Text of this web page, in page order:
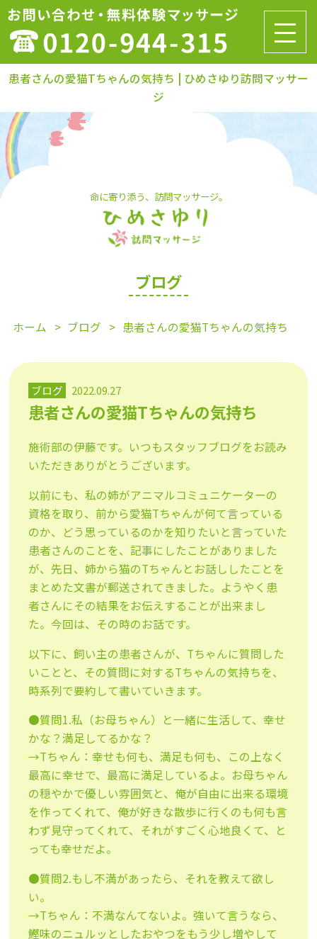
患者さんの愛猫Tちゃんの気持ち | ひめさゆり訪問マッサー
ジ
命に寄り添う、訪問マッサージ。
ブログ
ホーム ブログ 患者さんの愛猫Tちゃんの気持ち
ブログ 2022.09.27
患者さんの愛猫Tちゃんの気持ち
施術部の伊藤です。いつもスタッフブログをお読み
いただきありがとうございます。
以前にも、私の姉がアニマルコミュニケーターの
資格を取り、前から愛猫Tちゃんが何て言っている
のか、どう思っているのかを知りたいと言っていた
患者さんのことを、記事にしたことがありました
が、先日、姉から猫のTちゃんとお話ししたことを
まとめた文書が郵送されてきました。ようやく患
者さんにその結果をお伝えすることが出来まし
た。今回は、その時のお話です。
以下に、飼い主の患者さんが、Tちゃんに質問した
いことと、その質問に対するTちゃんの気持ちを、
時系列で要約して書いていきます。
●質問1.私（お母ちゃん）と一緒に生活して、幸せ
かな？満足してるかな？
→Tちゃん：幸せも何も、満足も何も、この上なく
最高に幸せで、最高に満足しているよ。お母ちゃん
の穏やかで優しい雰囲気と、俺が自由に出来る環境
を作ってくれて、俺が好きな散歩に行くのも何も言
わず見守ってくれて、それがすごく心地良くて、と
っても幸せだよ。
●質問2.もし不満があったら、それを教えて欲し
い。
→Tちゃん：不満なんてないよ。強いて言うなら、
鰹味のニュルッとしたおやつをもう少し増やして